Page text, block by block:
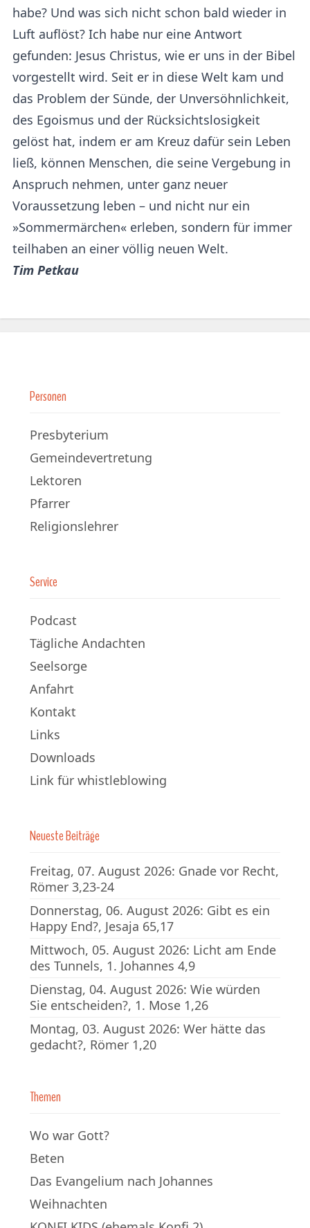
habe? Und was sich nicht schon bald wieder in
Luft auflöst? Ich habe nur eine Antwort
gefunden: Jesus Christus, wie er uns in der Bibel
vorgestellt wird. Seit er in diese Welt kam und
das Problem der Sünde, der Unversöhnlichkeit,
des Egoismus und der Rücksichtslosigkeit
gelöst hat, indem er am Kreuz dafür sein Leben
ließ, können Menschen, die seine Vergebung in
Anspruch nehmen, unter ganz neuer
Voraussetzung leben – und nicht nur ein
»Sommermärchen« erleben, sondern für immer
teilhaben an einer völlig neuen Welt.
Tim Petkau
Personen
Presbyterium
Gemeindevertretung
Lektoren
Pfarrer
Religionslehrer
Service
Podcast
Tägliche Andachten
Seelsorge
Anfahrt
Kontakt
Links
Downloads
Link für whistleblowing
Neueste Beiträge
Freitag, 07. August 2026: Gnade vor Recht,
Römer 3,23-24
Donnerstag, 06. August 2026: Gibt es ein
Happy End?, Jesaja 65,17
Mittwoch, 05. August 2026: Licht am Ende
des Tunnels, 1. Johannes 4,9
Dienstag, 04. August 2026: Wie würden
Sie entscheiden?, 1. Mose 1,26
Montag, 03. August 2026: Wer hätte das
gedacht?, Römer 1,20
Themen
Wo war Gott?
Beten
Das Evangelium nach Johannes
Weihnachten